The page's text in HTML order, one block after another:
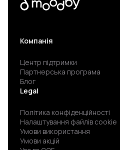
Компанія
Центр підтримки
Партнерська програма
Блог
Legal
Політика конфіденційності
Налаштування файлів cookie
Умови використання
Умови акцій